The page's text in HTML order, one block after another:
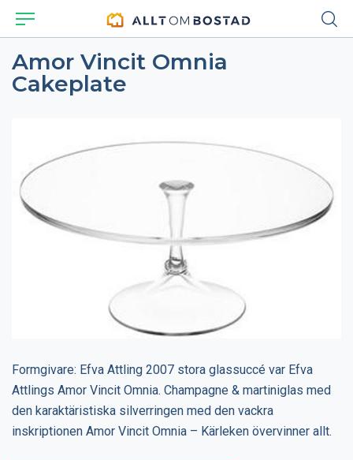
Amor Vincit Omnia
Cakeplate
Formgivare: Efva Attling 2007 stora glassuccé var Efva
Attlings Amor Vincit Omnia. Champagne & martiniglas med
den karaktäristiska silverringen med den vackra
inskriptionen Amor Vincit Omnia – Kärleken övervinner allt.